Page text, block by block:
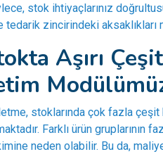
stok ihtiyaçlarınız
tedarik zincirindeki
Aşırı
stoklarında çok fazla çeşit
Farklı ürün gruplarının
neden olabilir. Bu da,